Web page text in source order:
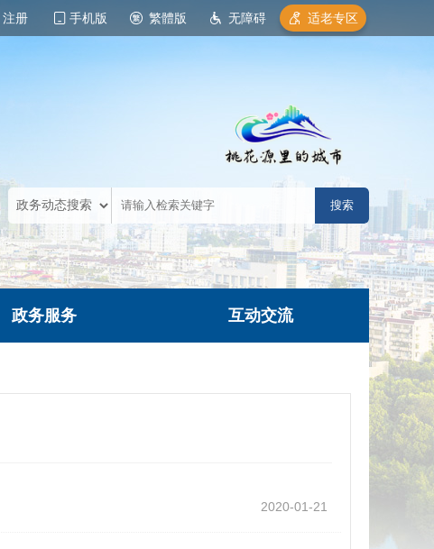
注册 手机版 繁體版 无障碍 适老专区
政务服务 互动交流
2020-01-21